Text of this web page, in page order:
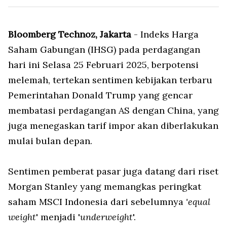
Bloomberg Technoz, Jakarta - Indeks Harga
Saham Gabungan (IHSG) pada perdagangan
hari ini Selasa 25 Februari 2025, berpotensi
melemah, tertekan sentimen kebijakan terbaru
Pemerintahan Donald Trump yang gencar
membatasi perdagangan AS dengan China, yang
juga menegaskan tarif impor akan diberlakukan
mulai bulan depan.
Sentimen pemberat pasar juga datang dari riset
Morgan Stanley yang memangkas peringkat
saham MSCI Indonesia dari sebelumnya 'equal
weight' menjadi 'underweight'.